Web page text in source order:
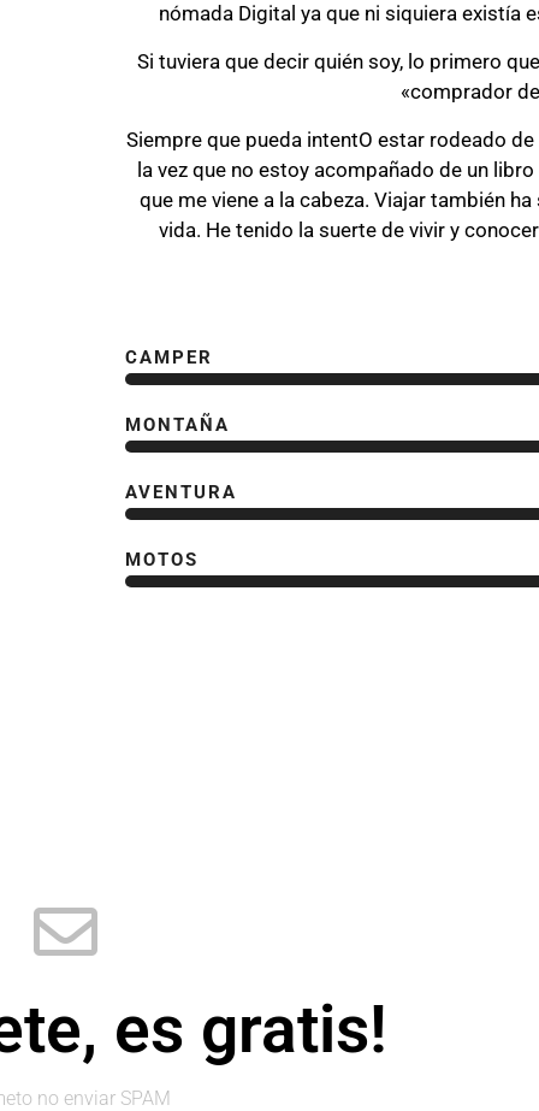
nómada Digital ya que ni siquiera existía
Si tuviera que decir quién soy, lo primero
«comprador
Siempre que pueda intentO estar rodeado
la vez que no estoy acompañado de un
que me viene a la cabeza. Viajar también
vida. He tenido la suerte de vivir y
CAMPER
MONTAÑA
AVENTURA
MOTOS
es gratis!
no enviar SPAM